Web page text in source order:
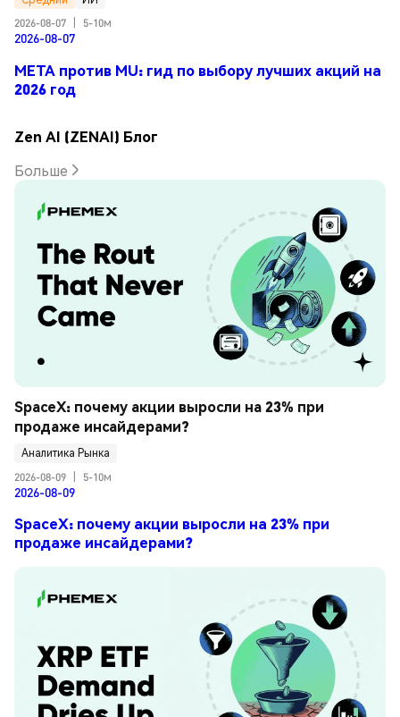
2026-08-07
5-10м
2026-08-07
META против MU: гид по выбору лучших акций на
2026 год
Zen AI (ZENAI) Блог
Больше
SpaceX: почему акции выросли на 23% при
продаже инсайдерами?
Аналитика Рынка
2026-08-09
5-10м
2026-08-09
SpaceX: почему акции выросли на 23% при
продаже инсайдерами?